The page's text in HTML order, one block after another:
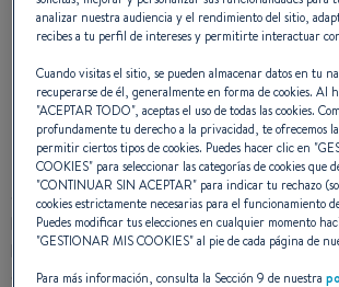
¡ Gran Turismo, la
se amplía !
Gran Turimo 36viene a completar la
cruiser de BENETEAU. Propuesto con
borda, este 36 pies se integra
benjamín presentado el año pasado, el
Gran Turismo 40.Dotado de un nuevo
analizar nuestra audiencia y el rendimiento del sitio,
recibes a tu perfil de intereses y permitirte interactuar con
Cuando visitas el sitio, se pueden almacenar datos en tu
recuperarse de él, generalmente en forma de cookies. Al
"ACEPTAR TODO", aceptas el uso de todas las cookies.
profundamente tu derecho a la privacidad, te ofrecemos
permitir ciertos tipos de cookies. Puedes hacer clic en "
COOKIES" para seleccionar las categorías de cookies que
"CONTINUAR SIN ACEPTAR" para indicar tu rechazo
cookies estrictamente necesarias para el funcionamiento
Puedes modificar tus elecciones en cualquier momento
"GESTIONAR MIS COOKIES" al pie de cada página de
Para más información, consulta la Sección 9 de nuestra